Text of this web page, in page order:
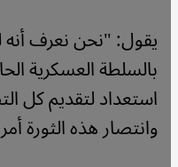
يقول: "نحن نعرف
بالسلطة العسكرية
استعداد لتقديم كل
وانتصار هذه الثورة